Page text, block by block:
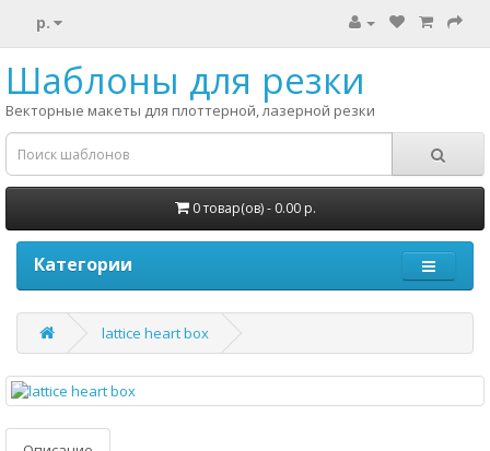
р.
Шаблоны для резки
Векторные макеты для плоттерной, лазерной резки
0 товар(ов) - 0.00 р.
Категории
lattice heart box